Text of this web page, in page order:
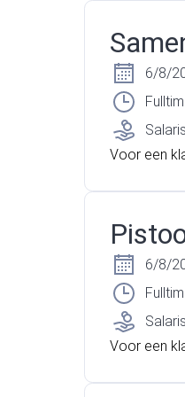
wen? Ben
etc? Lees
6/8/
Voor een
ikt over
gaan
recies de
s snel verder!
6/8/
Voor een
auwkeurige